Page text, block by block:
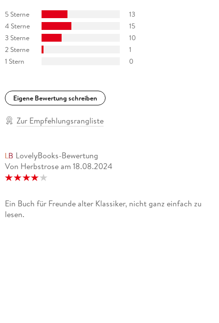
5 Sterne
13
4 Sterne
15
3 Sterne
10
2 Sterne
1
1 Stern
0
Eigene Bewertung schreiben
Zur Empfehlungsrangliste
LovelyBooks-Bewertung
Von Herbstrose am 18.08.2024
Ein Buch für Freunde alter Klassiker, nicht ganz einfach zu
lesen.